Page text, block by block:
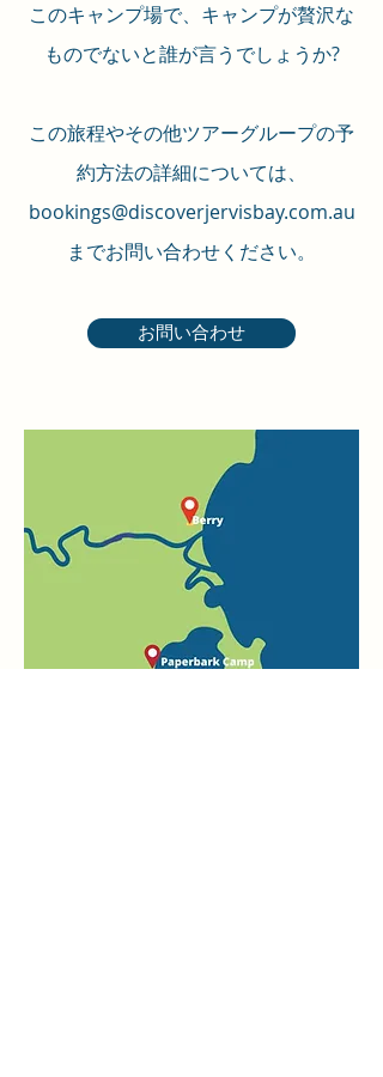
このキャンプ場で、キャンプが贅沢な
ものでないと誰が言うでしょうか?
この旅程やその他ツアーグループの予
約方法の詳細については、
bookings@discoverjervisbay.com.au
までお問い合わせください。
お問い合わせ